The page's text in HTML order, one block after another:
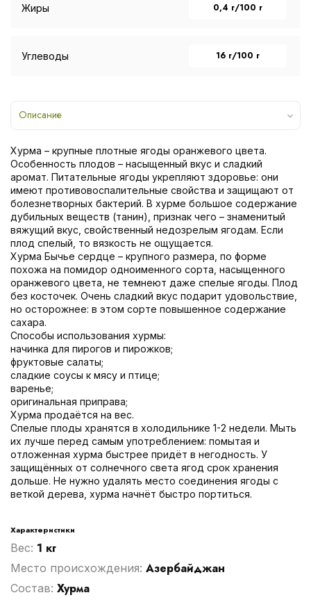
Жиры 0,4 г/100 г
Углеводы 16 г/100 г
Описание
Хурма – крупные плотные ягоды оранжевого цвета.
Особенность плодов – насыщенный вкус и сладкий
аромат. Питательные ягоды укрепляют здоровье: они
имеют противовоспалительные свойства и защищают от
болезнетворных бактерий. В хурме большое содержание
дубильных веществ (танин), признак чего – знаменитый
вяжущий вкус, свойственный недозрелым ягодам. Если
плод спелый, то вязкость не ощущается.
Хурма Бычье сердце – крупного размера, по форме
похожа на помидор одноименного сорта, насыщенного
оранжевого цвета, не темнеют даже спелые ягоды. Плод
без косточек. Очень сладкий вкус подарит удовольствие,
но осторожнее: в этом сорте повышенное содержание
сахара.
Способы использования хурмы:
начинка для пирогов и пирожков;
фруктовые салаты;
сладкие соусы к мясу и птице;
варенье;
оригинальная приправа;
Хурма продаётся на вес.
Спелые плоды хранятся в холодильнике 1-2 недели. Мыть
их лучше перед самым употреблением: помытая и
отложенная хурма быстрее придёт в негодность. У
защищённых от солнечного света ягод срок хранения
дольше. Не нужно удалять место соединения ягоды с
веткой дерева, хурма начнёт быстро портиться.
Характеристики
Вес: 1 кг
Место происхождения: Азербайджан
Cостав: Хурма